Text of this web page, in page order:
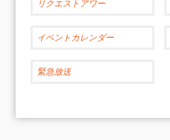
リクエストアワー
イベントカレンダー
緊急放送